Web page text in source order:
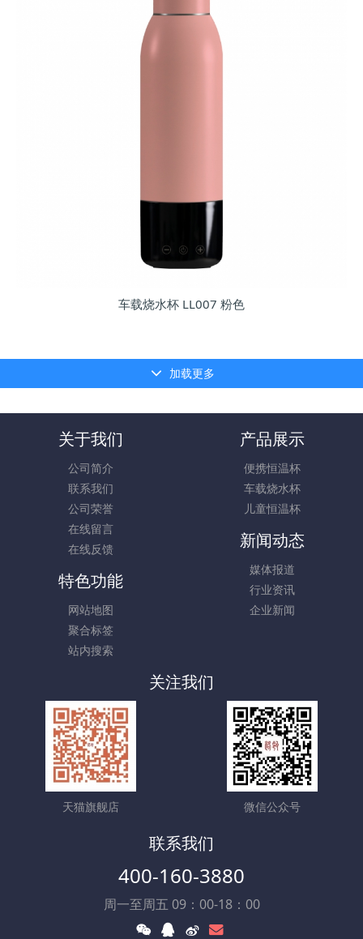
车载烧水杯 LL007 粉色
加载更多
关于我们
公司简介
联系我们
公司荣誉
在线留言
在线反馈
产品展示
便携恒温杯
车载烧水杯
儿童恒温杯
新闻动态
媒体报道
行业资讯
企业新闻
特色功能
网站地图
聚合标签
站内搜索
关注我们
天猫旗舰店 微信公众号
联系我们
400-160-3880
周一至周五 09：00-18：00